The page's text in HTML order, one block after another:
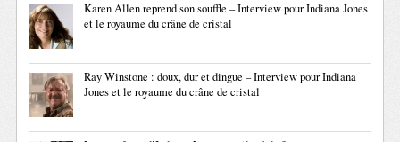
Karen Allen reprend son souffle – Interview pour Indiana Jones
et le royaume du crâne de cristal
Ray Winstone : doux, dur et dingue – Interview pour Indiana
Jones et le royaume du crâne de cristal